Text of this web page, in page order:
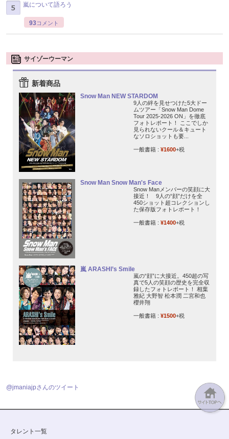
嵐について語ろう
93コメント
サイゾーウーマン
新着商品
Snow Man NEW STARDOM
9人の絆を見せつけた5大ドー
ムツアー「Snow Man Dome
Tour 2025-2026 ON」を徹底
フォトレポート！ ここでしか
見られないクール＆キュート
なソロショットも要...
一般書籍 : ¥1600+税
Snow Man Snow Man's Face
Snow Manメンバーの笑顔に大
接近！ 9人の“顔”だけを全
450ショット超コレクションし
た保存版フォトレポート！
一般書籍 : ¥1400+税
嵐 ARASHI’s Smile
嵐の“顔”に大接近。450超の写
真で5人の笑顔の歴史を完全収
録したフォトレポート！ 相葉
雅紀 大野智 松本潤 二宮和也
櫻井翔
一般書籍 : ¥1500+税
@jmaniajpさんのツイート
タレント一覧